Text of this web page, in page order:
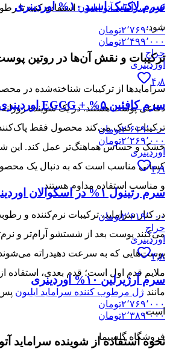
کرم سراماید آتو ایلیون استفاده کنید تا
شود.
ترکیبات و نقش آن‌ها در روتین
سرامایدها از ترکیبات شناخته‌شده در
دفاعی پوست هستند. در یک شوینده
ترکیبات کمک می‌کند محصول فقط
خشک و حساس هماهنگ‌تر عمل کند. این
کسانی مناسب است که به دنبال یک محصول
و مناسب استفاده مداوم هستند.
در کنار سراماید، ترکیبات نرم‌کننده و
می‌کنند پوست بعد از شستشو آرام‌تر و
پوست‌هایی که به سرعت دهیدراته
ملایم قدم اول است؛ قدم بعدی، استفاده
مانند ژل مرطوب کننده سراماید ایلیون
است.
نحوه استفاده از شوینده سراماید
سرم لاکتیک اسید ۱۰% اوردینری
۲٬۷۶۹٬۰۰۰تومان
۲٬۴۹۹٬۰۰۰تومان
حراج
اوردینری
۴٫۸
سرم کافئین ۵% + EGCG اوردینری
۲٬۶۱۹٬۰۰۰تومان
۲٬۲۶۹٬۰۰۰تومان
اوردینری
۴٫۹
سرم رتینول ۱% در اسکوالان اوردینری
۲٬۶۱۹٬۰۰۰تومان
حراج
اوردینری
۴٫۸
سرم آرژیرلین ۱۰% اوردینری
۲٬۷۶۹٬۰۰۰تومان
۲٬۳۸۹٬۰۰۰تومان
فروشگاه گلسیما